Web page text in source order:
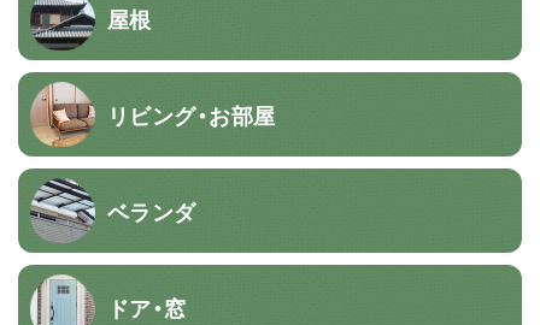
屋根
リビング・お部屋
ベランダ
ドア・窓